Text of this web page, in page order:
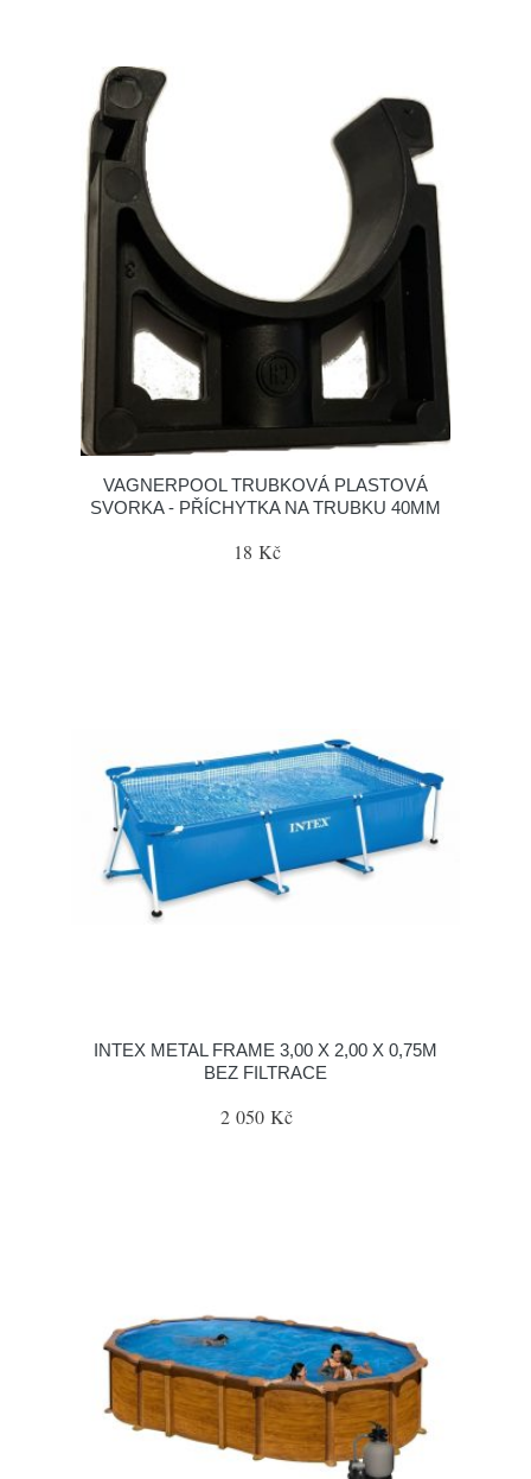
VAGNERPOOL TRUBKOVÁ PLASTOVÁ
SVORKA - PŘÍCHYTKA NA TRUBKU 40MM
18 Kč
INTEX METAL FRAME 3,00 X 2,00 X 0,75M
BEZ FILTRACE
2 050 Kč